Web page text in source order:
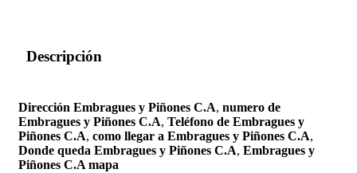
Descripción
Dirección Embragues y Piñones C.A, numero de
Embragues y Piñones C.A, Teléfono de Embragues y
Piñones C.A, como llegar a Embragues y Piñones C.A,
Donde queda Embragues y Piñones C.A, Embragues y
Piñones C.A mapa